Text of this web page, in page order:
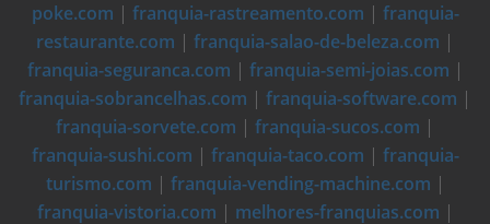
poke.com | franquia-rastreamento.com | franquia-
restaurante.com | franquia-salao-de-beleza.com |
franquia-seguranca.com | franquia-semi-joias.com |
franquia-sobrancelhas.com | franquia-software.com |
franquia-sorvete.com | franquia-sucos.com |
franquia-sushi.com | franquia-taco.com | franquia-
turismo.com | franquia-vending-machine.com |
franquia-vistoria.com | melhores-franquias.com |